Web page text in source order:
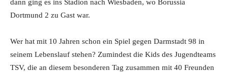
dann ging es ins Stadion nach Wiesbaden, wo Borussia
Dortmund 2 zu Gast war.
Wer hat mit 10 Jahren schon ein Spiel gegen Darmstadt 98 in
seinem Lebenslauf stehen? Zumindest die Kids des Jugendteams
TSV, die an diesem besonderen Tag zusammen mit 40 Freunden